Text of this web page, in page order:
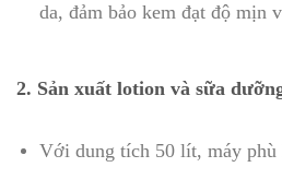
da, đảm bảo kem đạt độ mịn
2. Sản xuất lotion và sữa
Với dung tích 50 lít, máy phù